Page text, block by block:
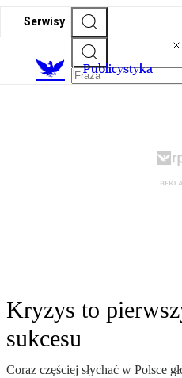
Serwisy
Publicystyka
Kryzys to
sukcesu
Coraz częściej słychać w Polsce